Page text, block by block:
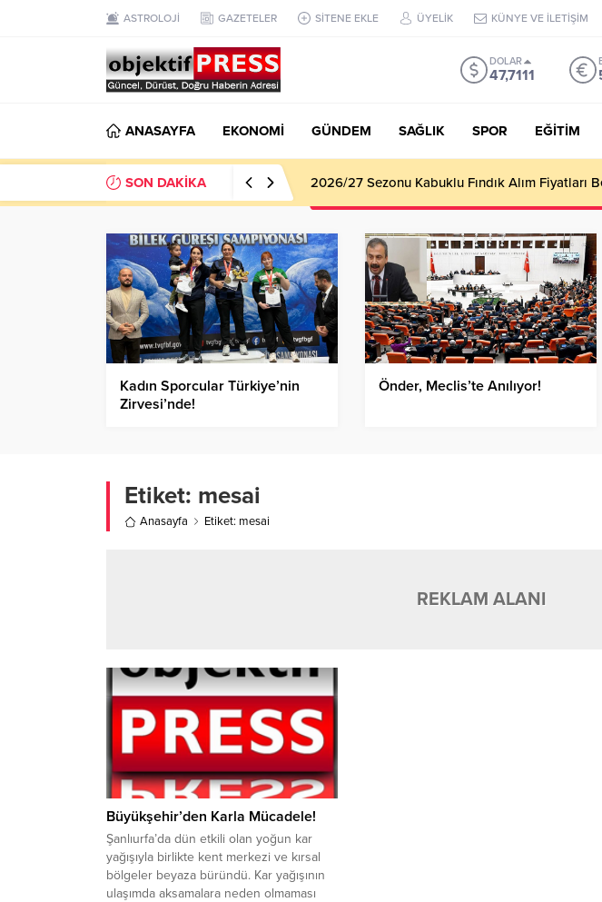
ASTROLOJİ GAZETELER SİTENE EKLE ÜYELİK KÜNYE VE İLETİŞİM
DOLAR
47,7111
ANASAYFA EKONOMİ GÜNDEM SAĞLIK SPOR EĞİTİM
SON DAKİKA 2026/27 Sezonu Kabuklu Fındık Alım Fiyatları
Kadın Sporcular Türkiye’nin
Zirvesi’nde!
Önder, Meclis’te Anılıyor!
Etiket: mesai
Anasayfa Etiket: mesai
REKLAM ALANI
Büyükşehir’den Karla Mücadele!
Şanlıurfa’da dün etkili olan yoğun kar
yağışıyla birlikte kent merkezi ve kırsal
bölgeler beyaza büründü. Kar yağışının
ulaşımda aksamalara neden olmaması